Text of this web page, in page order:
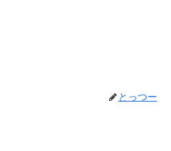
とっつー